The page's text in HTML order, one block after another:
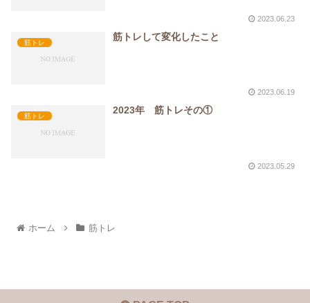
2023.06.23
筋トレ
筋トレして変化したこと
2023.06.19
筋トレ
2023年 筋トレその①
2023.05.29
ホーム 筋トレ